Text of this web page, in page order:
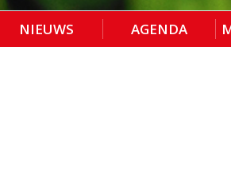
NIEUWS AGENDA